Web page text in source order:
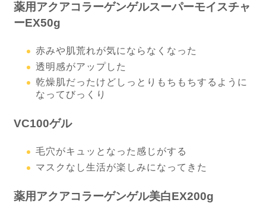
薬用アクアコラーゲンゲルスーパーモイスチャ
ーEX50g
赤みや肌荒れが気にならなくなった
透明感がアップした
乾燥肌だったけどしっとりもちもちするように
なってびっくり
VC100ゲル
毛穴がキュッとなった感じがする
マスクなし生活が楽しみになってきた
薬用アクアコラーゲンゲル美白EX200g